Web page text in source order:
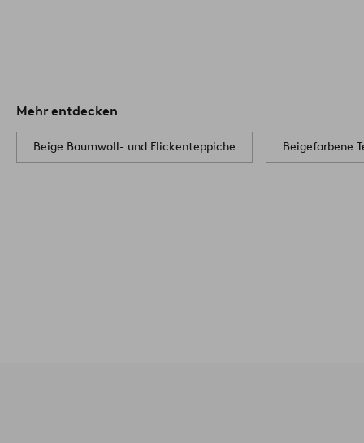
Mehr entdecken
Beige Baumwoll- und Flickenteppiche Beigefarbene